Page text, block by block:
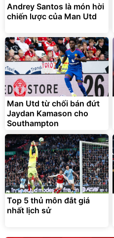
Andrey Santos là món hời
chiến lược của Man Utd
Man Utd từ chối bán đứt
Jaydan Kamason cho
Southampton
Top 5 thủ môn đắt giá
nhất lịch sử